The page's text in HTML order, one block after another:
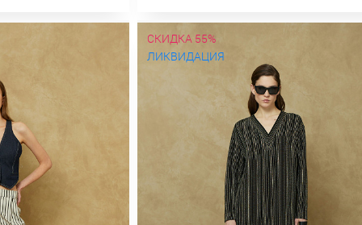
СКИДКА 55%
ЛИКВИДАЦИЯ